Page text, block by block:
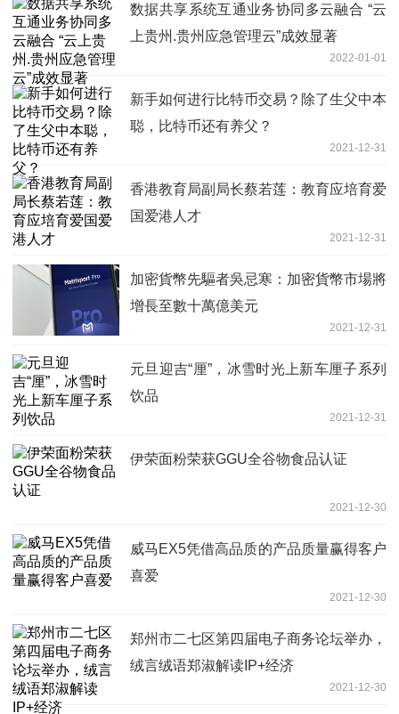
数据共享系统互通业务协同多云融合 “云
上贵州.贵州应急管理云”成效显著
2022-01-01
新手如何进行比特币交易？除了生父中本
聪，比特币还有养父？
2021-12-31
香港教育局副局长蔡若莲：教育应培育爱
国爱港人才
2021-12-31
加密貨幣先驅者吳忌寒：加密貨幣市場將
增長至數十萬億美元
2021-12-31
元旦迎吉“厘”，冰雪时光上新车厘子系列
饮品
2021-12-31
伊荣面粉荣获GGU全谷物食品认证
2021-12-30
威马EX5凭借高品质的产品质量赢得客户
喜爱
2021-12-30
郑州市二七区第四届电子商务论坛举办，
绒言绒语郑淑解读IP+经济
2021-12-30